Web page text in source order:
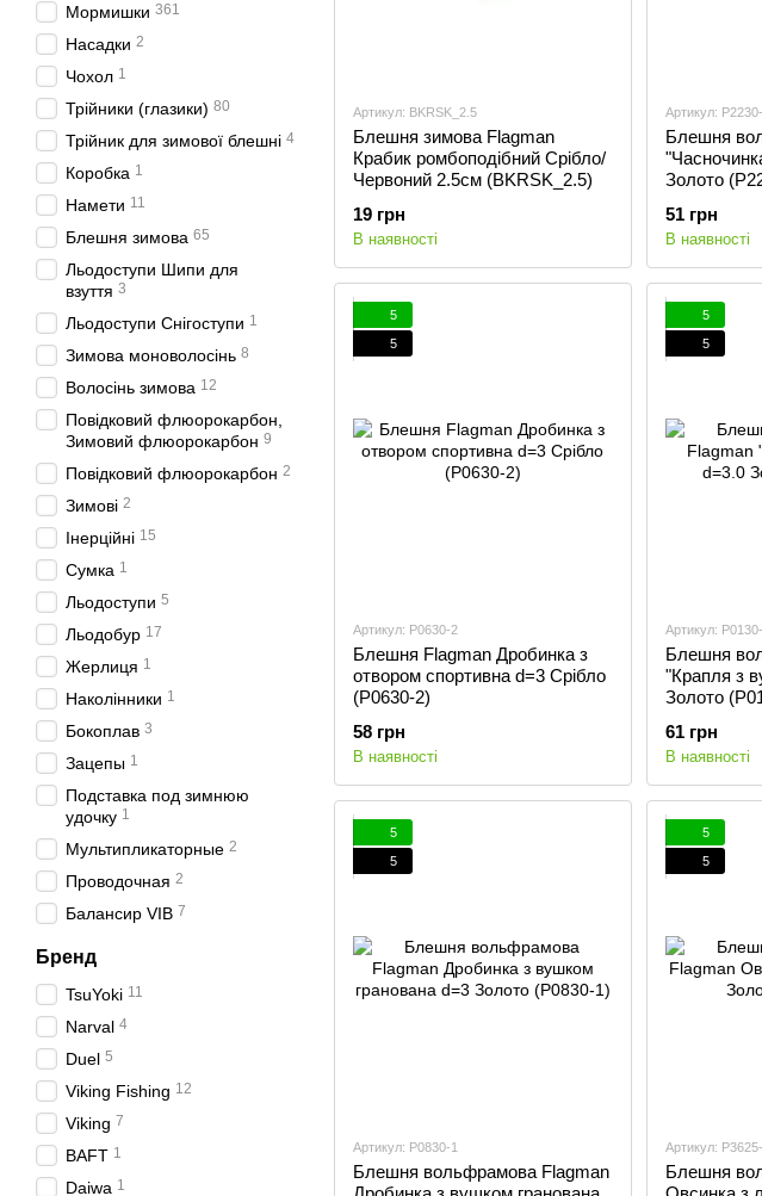
Артикул: BKRSK_2.5
Блешня зимова Flagman
Крабик ромбоподібний Срібло/
Червоний 2.5см (BKRSK_2.5)
19 грн
В наявності
Артикул:
Блешня
Золото
51 грн
В наявності
5
5
Артикул: P0630-2
Блешня Flagman Дробинка з
отвором спортивна d=3 Срібло
(P0630-2)
58 грн
В наявності
5
5
Артикул:
Блешня
"Крапля з
Золото
61 грн
В наявності
5
5
Артикул: P0830-1
Блешня вольфрамова Flagman
5
5
Артикул:
Блешня
Мормишки 361
Насадки 2
Чохол 1
Трійники (глазики) 80
Трійник для зимової блешні 4
Коробка 1
Намети 11
Блешня зимова 65
Льодоступи Шипи для
взуття 3
Льодоступи Снігоступи 1
Зимова моноволосінь 8
Волосінь зимова 12
Повідковий флюорокарбон,
Зимовий флюорокарбон 9
Повідковий флюорокарбон 2
Зимові 2
Інерційні 15
Сумка 1
Льодоступи 5
Льодобур 17
Жерлиця 1
Наколінники 1
Бокоплав 3
Зацепы 1
Подставка под зимнюю
удочку 1
Мультипликаторные 2
Проводочная 2
Балансир VIB 7
Бренд
TsuYoki 11
Narval 4
Duel 5
Viking Fishing 12
Viking 7
BAFT 1
Daiwa 1